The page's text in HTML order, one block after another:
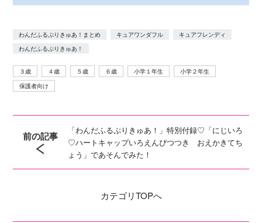
わんだふるぷりきゅあ！まとめ キュアワンダフル
キュアフレンディ
わんだふるぷりきゅあ！
３歳 ４歳 ５歳 ６歳 小学１年生
小学２年生
保護者向け
前の記事
「わんだふるぷりきゅあ！」特別付録♡「にじいろ
♡ハートキャップいろえんぴつつき おえかきてち
ょう」であそんでみた！
カテゴリTOPへ